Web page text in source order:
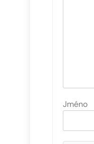
Jméno